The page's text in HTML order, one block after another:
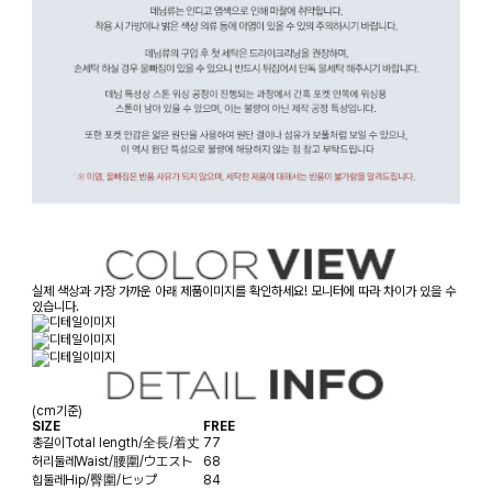
실제 색상과 가장 가까운 아래 제품이미지를 확인하세요! 모니터에 따라 차이가 있을 수
있습니다.
(cm기준)
SIZE
FREE
총길이 Total length/全長/着丈 77
허리둘레 Waist/腰圍/ウエスト
68
힙둘레 Hip/臀圍/ヒップ
84